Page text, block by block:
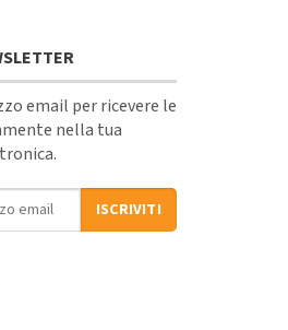
email per ricevere le
nella tua
ISCRIVITI